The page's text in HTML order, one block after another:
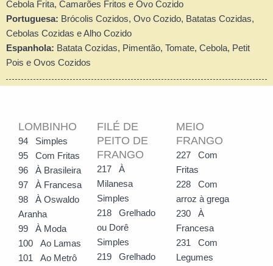
Cebola Frita, Camarões Fritos e Ovo Cozido
Portuguesa: Brócolis Cozidos, Ovo Cozido, Batatas Cozidas,
Cebolas Cozidas e Alho Cozido
Espanhola: Batata Cozidas, Pimentão, Tomate, Cebola, Petit
Pois e Ovos Cozidos
LOMBINHO
94 Simples
95 Com Fritas
96 À Brasileira
97 À Francesa
98 À Oswaldo
Aranha
99 À Moda
100 Ao Lamas
101 Ao Metrô
FILÉ DE
PEITO DE
FRANGO
217 À
Milanesa
Simples
218 Grelhado
ou Dorê
Simples
219 Grelhado
MEIO
FRANGO
227 Com
Fritas
228 Com
arroz à grega
230 À
Francesa
231 Com
Legumes